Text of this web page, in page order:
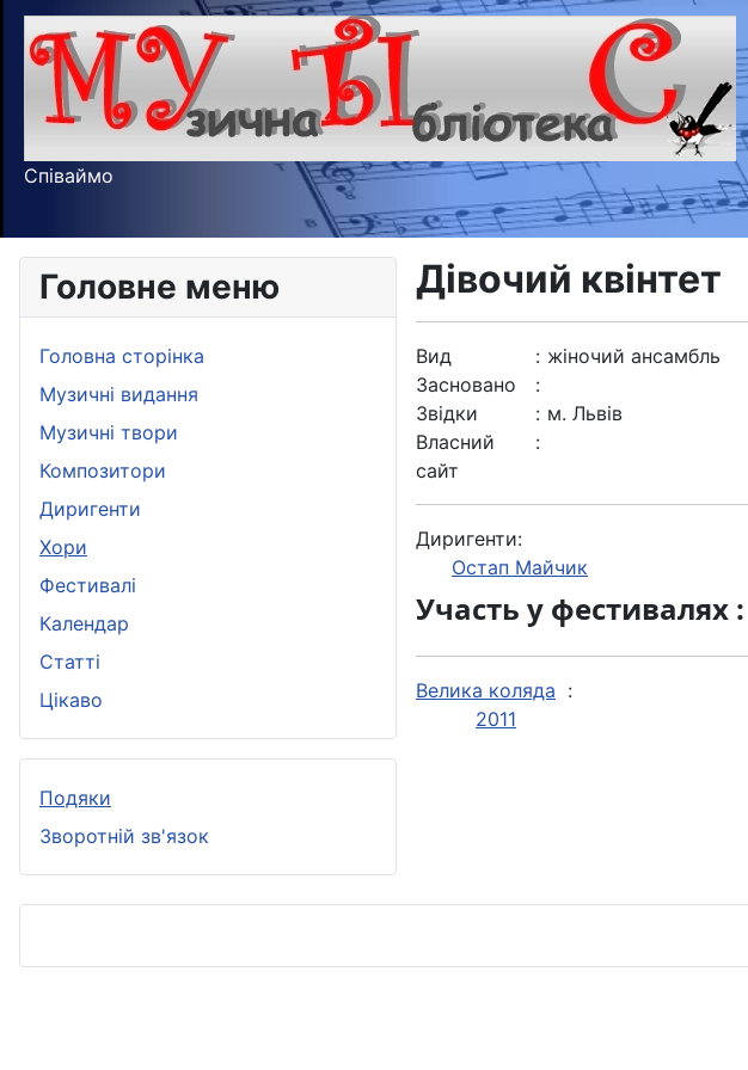
Співаймо
Головне меню
Головна сторінка
Музичні видання
Музичні твори
Композитори
Диригенти
Хори
Фестивалі
Календар
Статті
Цікаво
Подяки
Зворотній зв'язок
Дівочий квінтет
Вид : жіночий ансамбль
Засновано
:
Звідки
: м. Львів
Власний
сайт
:
Диригенти:
Остап Майчик
Участь у фестивалях :
Велика коляда :
2011